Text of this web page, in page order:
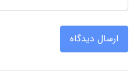
ارسال دیدگاه